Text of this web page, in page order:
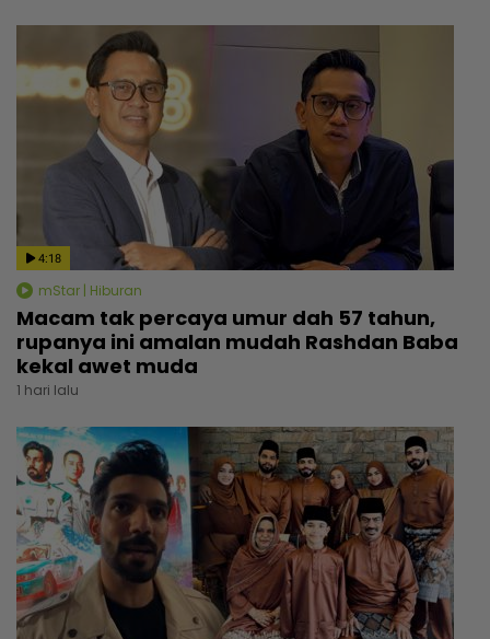
4:18
mStar | Hiburan
Macam tak percaya umur dah 57 tahun,
rupanya ini amalan mudah Rashdan Baba
kekal awet muda
1 hari lalu